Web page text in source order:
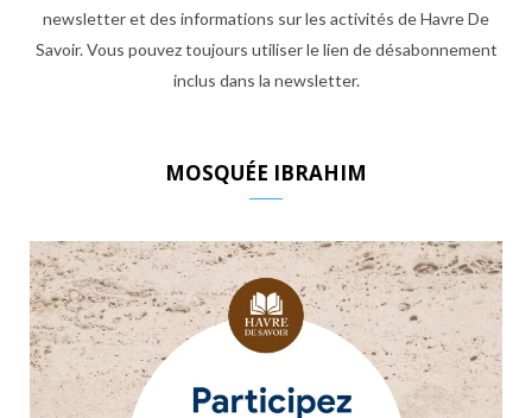
newsletter et des informations sur les activités de Havre De
Savoir. Vous pouvez toujours utiliser le lien de désabonnement
inclus dans la newsletter.
MOSQUÉE IBRAHIM